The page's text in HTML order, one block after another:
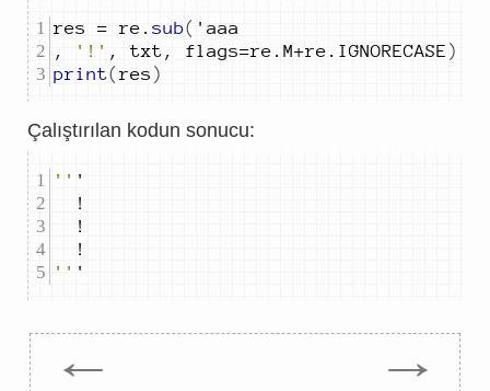
res = re . sub(
,
'!' , txt , flags=re . M+re . IGNORECASE )
print( res )
Çalıştırılan kodun sonucu:
''
'' '
← →